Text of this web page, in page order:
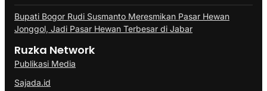
Bupati Bogor Rudi Susmanto Meresmikan Pasar Hewan
Jonggol, Jadi Pasar Hewan Terbesar di Jabar
Ruzka Network
Publikasi Media
Sajada.id